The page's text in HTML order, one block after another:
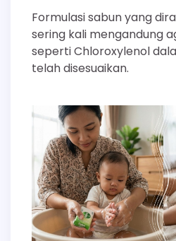
Formulasi sabun yang
sering kali mengandung
seperti Chloroxylenol
telah disesuaikan.